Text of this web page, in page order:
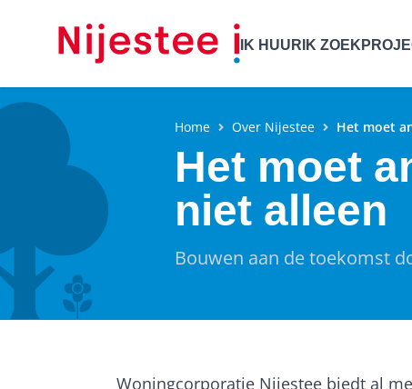
IK HUUR IK ZOEK
Home Over Nijestee Het moet
Het moet
niet alleen
Bouwen aan de toekomst
Woningcorporatie Nijestee biedt al